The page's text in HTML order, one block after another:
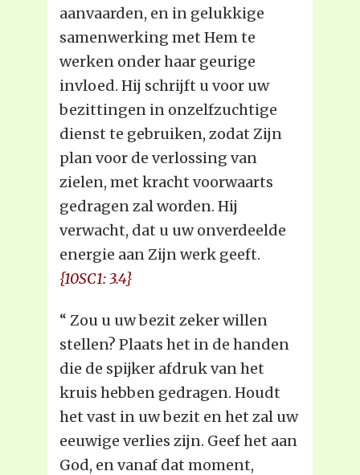
aanvaarden, en in gelukkige
samenwerking met Hem te
werken onder haar geurige
invloed. Hij schrijft u voor uw
bezittingen in onzelfzuchtige
dienst te gebruiken, zodat Zijn
plan voor de verlossing van
zielen, met kracht voorwaarts
gedragen zal worden. Hij
verwacht, dat u uw onverdeelde
energie aan Zijn werk geeft.
{10SC1: 3.4}
“ Zou u uw bezit zeker willen
stellen? Plaats het in de handen
die de spijker afdruk van het
kruis hebben gedragen. Houdt
het vast in uw bezit en het zal uw
eeuwige verlies zijn. Geef het aan
God, en vanaf dat moment,